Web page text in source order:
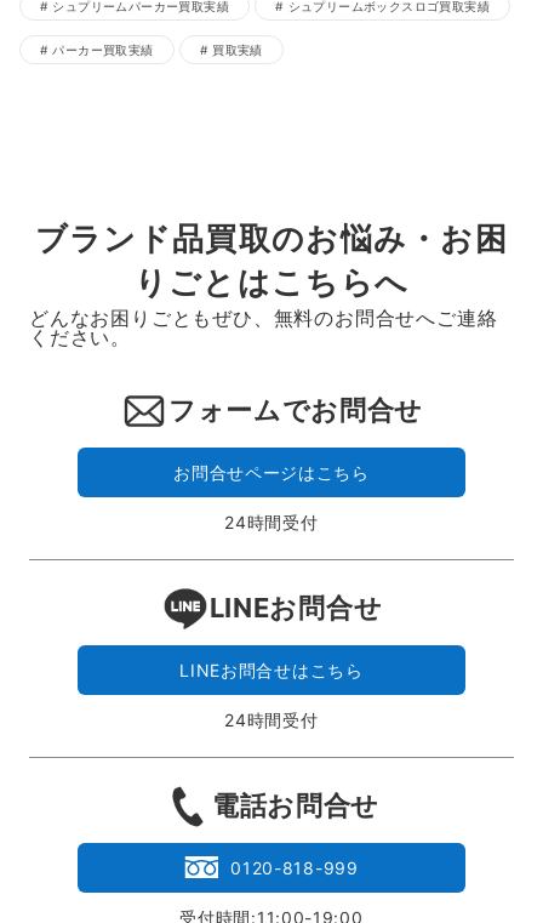
シュプリームパーカー買取実績 シュプリームボックスロゴ買取実績
パーカー買取実績 買取実績
ブランド品買取のお悩み・お困
りごとはこちらへ
どんなお困りごともぜひ、無料のお問合せへご連絡
ください。
フォームでお問合せ
お問合せページはこちら
24時間受付
LINEお問合せ
LINEお問合せはこちら
24時間受付
電話お問合せ
0120-818-999
受付時間:11:00-19:00